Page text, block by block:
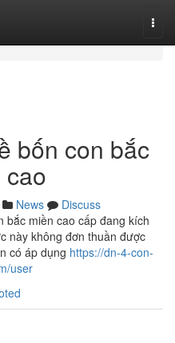
bốn con bắc
News
Discuss
bắc miền cao cấp đang kích
này không đơn thuần được
có áp dụng https://dn-4-con-
user